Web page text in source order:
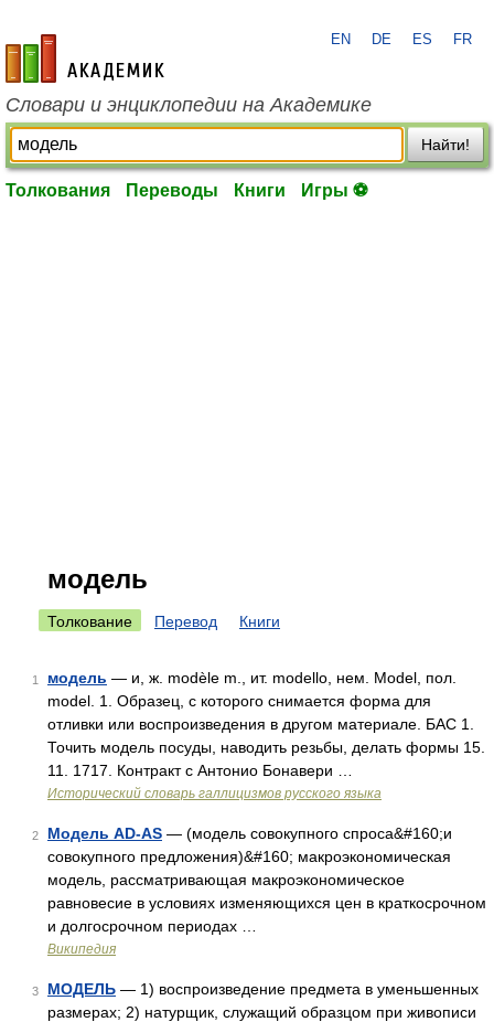
academic.ru
EN DE ES FR
Словари и энциклопедии на Академике
Найти!
Толкования Переводы Книги Игры ⚽
модель
Толкование Перевод Книги
1 модель — и, ж. modèle m., ит. modello, нем. Model, пол.
model. 1. Образец, с которого снимается форма для
отливки или воспроизведения в другом материале. БАС 1.
Точить модель посуды, наводить резьбы, делать формы 15.
11. 1717. Контракт с Антонио Бонавери …
Исторический словарь галлицизмов русского языка
2 Модель AD-AS — (модель совокупного спроса&#160;и
совокупного предложения)&#160; макроэкономическая
модель, рассматривающая макроэкономическое
равновесие в условиях изменяющихся цен в краткосрочном
и долгосрочном периодах …
Википедия
3 МОДЕЛЬ — 1) воспроизведение предмета в уменьшенных
размерах; 2) натурщик, служащий образцом при живописи